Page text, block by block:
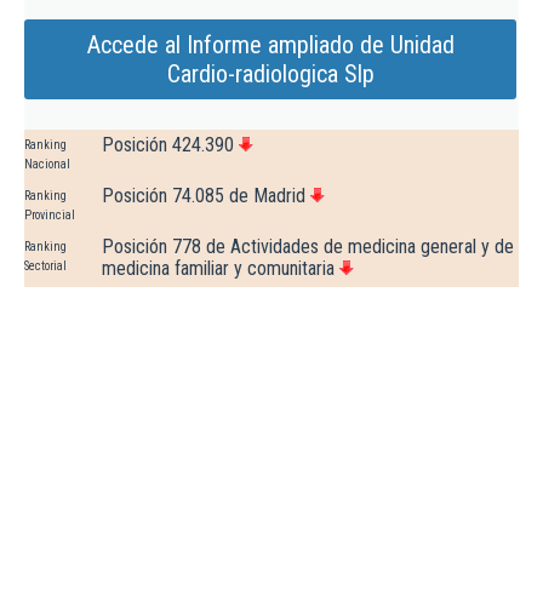
Accede al Informe ampliado de Unidad
Cardio-radiologica Slp
Ranking
Nacional
Posición 424.390
Ranking
Provincial
Posición 74.085 de Madrid
Ranking
Sectorial
Posición 778 de Actividades de medicina general y de
medicina familiar y comunitaria